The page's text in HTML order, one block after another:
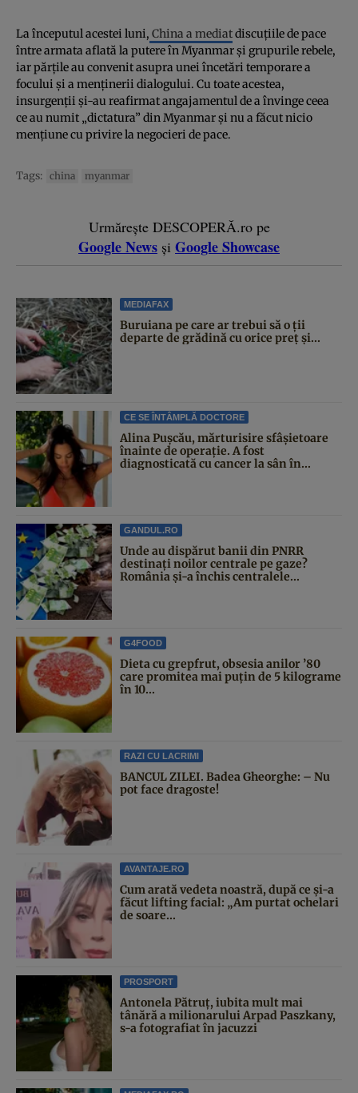
La începutul acestei luni, China a mediatdiscuțiile de pace
între armata aflată la putere în Myanmar și grupurile rebele,
iar părțile au convenit asupra unei încetări temporare a
focului și a menținerii dialogului. Cu toate acestea,
insurgenții și-au reafirmat angajamentul de a învinge ceea
ce au numit „dictatura” din Myanmar și nu a făcut nicio
mențiune cu privire la negocieri de pace.
Tags: china myanmar
Urmărește DESCOPERĂ.ro pe
Google News și Google Showcase
MEDIAFAX
Buruiana pe care ar trebui să o ții
departe de grădină cu orice preț și...
CE SE ÎNTÂMPLĂ DOCTORE
Alina Pușcău, mărturisire sfâșietoare
înainte de operație. A fost
diagnosticată cu cancer la sân în...
GANDUL.RO
Unde au dispărut banii din PNRR
destinați noilor centrale pe gaze?
România și-a închis centralele...
G4FOOD
Dieta cu grepfrut, obsesia anilor ’80
care promitea mai puțin de 5 kilograme
în 10...
RAZI CU LACRIMI
BANCUL ZILEI. Badea Gheorghe: – Nu
pot face dragoste!
AVANTAJE.RO
Cum arată vedeta noastră, după ce și-a
făcut lifting facial: „Am purtat ochelari
de soare...
PROSPORT
Antonela Pătruț, iubita mult mai
tânără a milionarului Arpad Paszkany,
s-a fotografiat în jacuzzi